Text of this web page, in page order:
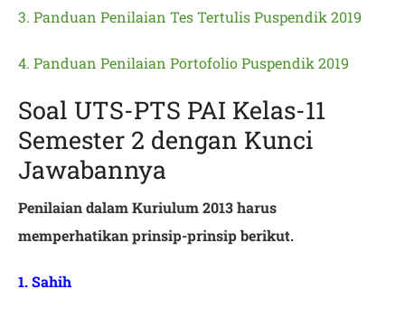
3. Panduan Penilaian Tes Tertulis Puspendik 2019
4. Panduan Penilaian Portofolio Puspendik 2019
Soal UTS-PTS PAI Kelas-11
Semester 2 dengan Kunci
Jawabannya
Penilaian dalam Kuriulum 2013 harus
memperhatikan prinsip-prinsip berikut.
1. Sahih